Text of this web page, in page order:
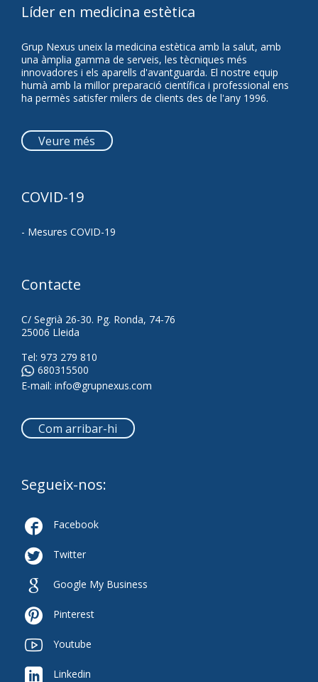
Líder en medicina estètica
Grup Nexus uneix la medicina estètica amb la salut, amb
una àmplia gamma de serveis, les tècniques més
innovadores i els aparells d'avantguarda. El nostre equip
humà amb la millor preparació científica i professional ens
ha permès satisfer milers de clients des de l'any 1996.
Veure més
COVID-19
- Mesures COVID-19
Contacte
C/ Segrià 26-30. Pg. Ronda, 74-76
25006 Lleida
Tel: 973 279 810
680315500
E-mail: info@grupnexus.com
Com arribar-hi
Segueix-nos:
 Facebook
 Twitter
 Google My Business
 Pinterest
 Youtube
 Linkedin